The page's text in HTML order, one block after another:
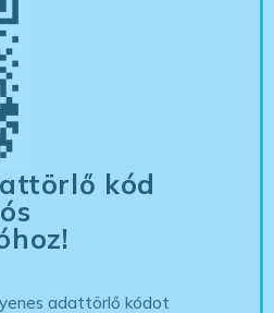
kód
adattörlő kódot